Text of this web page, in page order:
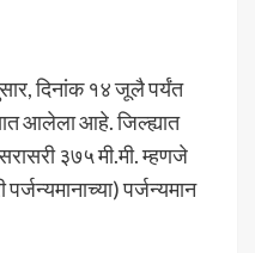
दिनांक १४ जूलै पर्यंत
आलेला आहे. जिल्ह्यात
३७५ मी.मी. म्हणजे
पर्जन्यमान